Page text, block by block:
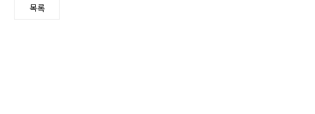
목록